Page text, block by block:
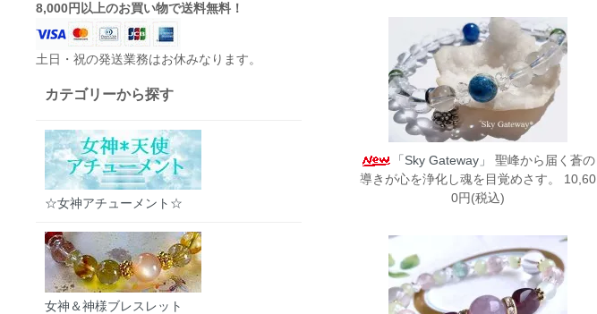
「Sky Gateway」
聖峰から届く蒼の
導きが心を浄化し魂を目覚めさす。 10,60
0円(税込)
8,000円以上のお買い物で送料無料！
土日・祝の発送業務はお休みなります。
カテゴリーから探す
☆女神アチューメント☆
女神＆神様ブレスレット